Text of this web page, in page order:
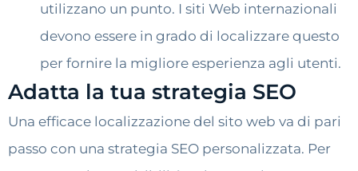
utilizzano un punto. I siti Web internazionali
devono essere in grado di localizzare questo
per fornire la migliore esperienza agli utenti.
Adatta la tua strategia SEO
Una efficace localizzazione del sito web va di pari
passo con una strategia SEO personalizzata. Per